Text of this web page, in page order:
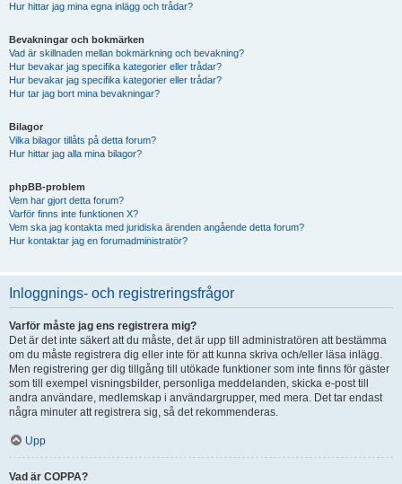
Hur hittar jag mina egna inlägg och trådar?
Bevakningar och bokmärken
Vad är skillnaden mellan bokmärkning och bevakning?
Hur bevakar jag specifika kategorier eller trådar?
Hur bevakar jag specifika kategorier eller trådar?
Hur tar jag bort mina bevakningar?
Bilagor
Vilka bilagor tillåts på detta forum?
Hur hittar jag alla mina bilagor?
phpBB-problem
Vem har gjort detta forum?
Varför finns inte funktionen X?
Vem ska jag kontakta med juridiska ärenden angående detta forum?
Hur kontaktar jag en forumadministratör?
Inloggnings- och registreringsfrågor
Varför måste jag ens registrera mig?
Det är det inte säkert att du måste, det är upp till administratören att bestämma
om du måste registrera dig eller inte för att kunna skriva och/eller läsa inlägg.
Men registrering ger dig tillgång till utökade funktioner som inte finns för gäster
som till exempel visningsbilder, personliga meddelanden, skicka e-post till
andra användare, medlemskap i användargrupper, med mera. Det tar endast
några minuter att registrera sig, så det rekommenderas.
Upp
Vad är COPPA?